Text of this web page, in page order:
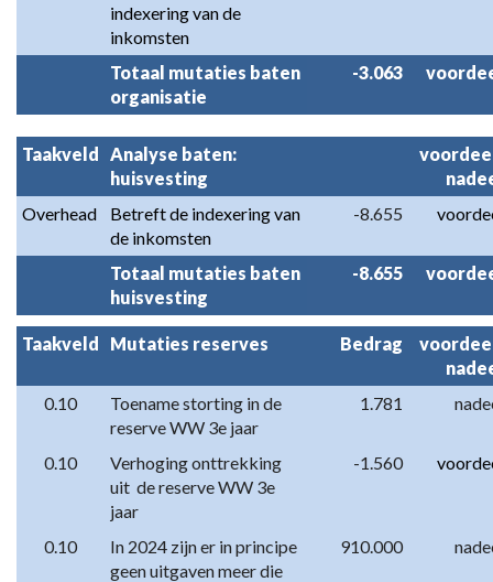
indexering van de
inkomsten
Totaal mutaties baten
organisatie
-3.063
Taakveld
Analyse baten:
huisvesting
Overhead
Betreft de indexering van
de inkomsten
-8.655
Totaal mutaties baten
huisvesting
-8.655
Taakveld Mutaties reserves Bedrag
0.10
Toename storting in de
reserve WW 3e jaar
1.781
0.10
Verhoging onttrekking
uit  de reserve WW 3e
jaar
-1.560
0.10
In 2024 zijn er in principe
geen uitgaven meer die
910.000